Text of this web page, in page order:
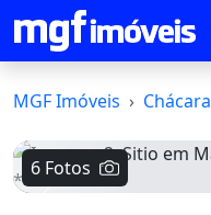
MGF Imóveis Chácara
6 Fotos